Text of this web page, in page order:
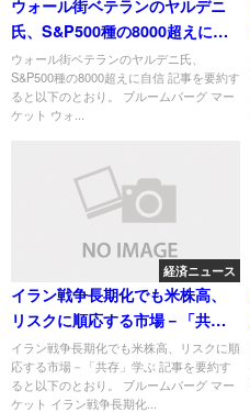
ウォール街ベテランのヤルデニ
氏、S&P500種の8000超えに自
信
ウォール街ベテランのヤルデニ氏、
S&P500種の8000超えに自信 記事を要約す
ると以下のとおり。 ブルームバーグ マー
ケット ウォ...
経済ニュース
イラン戦争長期化でも米株高、
リスクに順応する市場－「共
存」学ぶ
イラン戦争長期化でも米株高、リスクに順
応する市場－「共存」学ぶ 記事を要約す
ると以下のとおり。 ブルームバーグ マー
ケット イラン戦争長期化...